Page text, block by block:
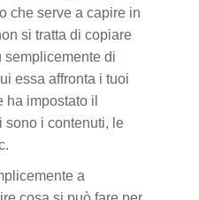
che serve a capire in
si tratta di copiare
semplicemente di
essa affronta i tuoi
ha impostato il
sono i contenuti, le
a